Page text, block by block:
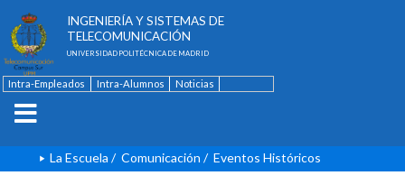
INGENIERÍA Y SISTEMAS DE
TELECOMUNICACIÓN
UNIVERSIDAD POLITÉCNICA DE MADRID
Intra-Empleados Intra-Alumnos
Noticias
La Escuela / Comunicación / Eventos Históricos